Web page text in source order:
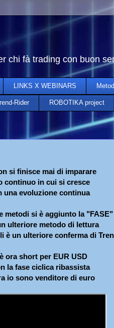
chi fà trading con buon
LINKS X WEBINARS
Rider ROBOTIKA project
si finisce mai di imparare
continuo in cui si cresce
una evoluzione continua
metodi si è aggiunto la "FASE"
ulteriore metodo di lettura
è un ulteriore conferma di
ora short per EUR USD
la fase ciclica ribassista
io sono venditore di euro